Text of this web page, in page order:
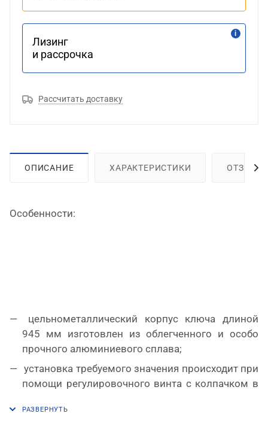
Лизинг
и рассрочка
Рассчитать доставку
ОПИСАНИЕ ХАРАКТЕРИСТИКИ ОТЗЫВЫ
Особенности:
945 мм изготовлен из облегченного и особо
прочного алюминиевого сплава;
помощи регулировочного винта с колпачком в
поворачивается на 90 градусов и вращается